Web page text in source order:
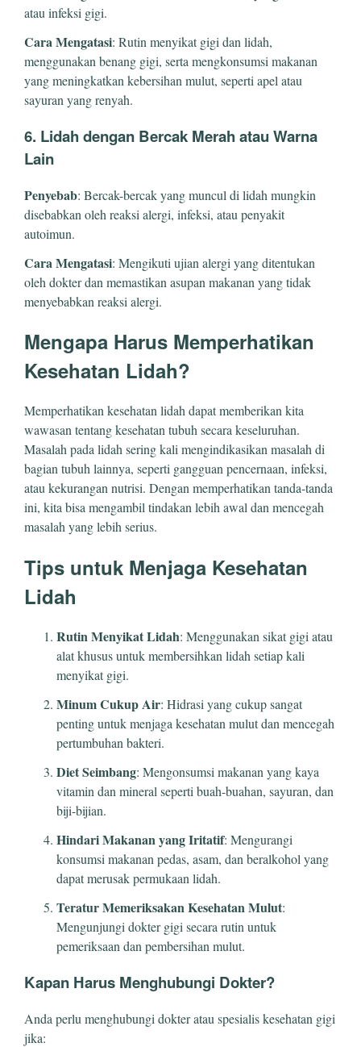
atau infeksi gigi.
Cara Mengatasi: Rutin menyikat gigi dan lidah,
menggunakan benang gigi, serta mengkonsumsi makanan
yang meningkatkan kebersihan mulut, seperti apel atau
sayuran yang renyah.
6. Lidah dengan Bercak Merah atau Warna
Lain
Penyebab: Bercak-bercak yang muncul di lidah mungkin
disebabkan oleh reaksi alergi, infeksi, atau penyakit
autoimun.
Cara Mengatasi: Mengikuti ujian alergi yang ditentukan
oleh dokter dan memastikan asupan makanan yang tidak
menyebabkan reaksi alergi.
Mengapa Harus Memperhatikan
Kesehatan Lidah?
Memperhatikan kesehatan lidah dapat memberikan kita
wawasan tentang kesehatan tubuh secara keseluruhan.
Masalah pada lidah sering kali mengindikasikan masalah di
bagian tubuh lainnya, seperti gangguan pencernaan, infeksi,
atau kekurangan nutrisi. Dengan memperhatikan tanda-tanda
ini, kita bisa mengambil tindakan lebih awal dan mencegah
masalah yang lebih serius.
Tips untuk Menjaga Kesehatan
Lidah
Rutin Menyikat Lidah: Menggunakan sikat gigi atau
alat khusus untuk membersihkan lidah setiap kali
menyikat gigi.
Minum Cukup Air: Hidrasi yang cukup sangat
penting untuk menjaga kesehatan mulut dan mencegah
pertumbuhan bakteri.
Diet Seimbang: Mengonsumsi makanan yang kaya
vitamin dan mineral seperti buah-buahan, sayuran, dan
biji-bijian.
Hindari Makanan yang Iritatif: Mengurangi
konsumsi makanan pedas, asam, dan beralkohol yang
dapat merusak permukaan lidah.
Teratur Memeriksakan Kesehatan Mulut:
Mengunjungi dokter gigi secara rutin untuk
pemeriksaan dan pembersihan mulut.
Kapan Harus Menghubungi Dokter?
Anda perlu menghubungi dokter atau spesialis kesehatan gigi
jika: